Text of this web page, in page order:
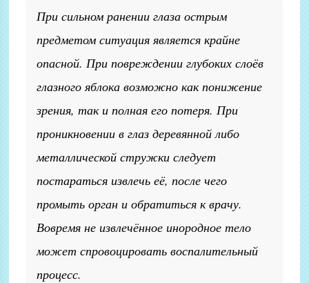
При сильном ранении глаза острым
предметом ситуация является крайне
опасной. При повреждении глубоких слоёв
глазного яблока возможно как понижение
зрения, так и полная его потеря. При
проникновении в глаз деревянной либо
металлической стружки следует
постараться извлечь её, после чего
промыть орган и обратиться к врачу.
Вовремя не извлечённое инородное тело
может спровоцировать воспалительный
процесс.